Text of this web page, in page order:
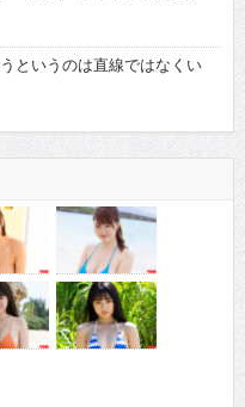
いうのは直線ではなくい